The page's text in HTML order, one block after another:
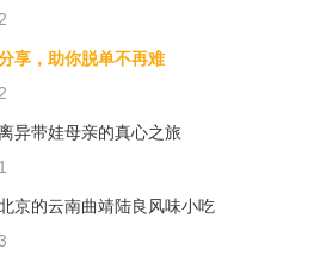
享，助你脱单不再难
异带娃母亲的真心之旅
京的云南曲靖陆良风味小吃